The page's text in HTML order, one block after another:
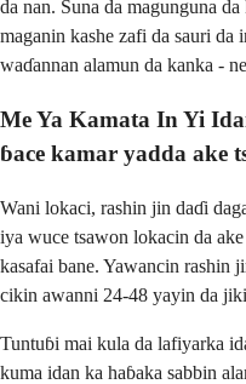
da nan. Suna da magunguna
maganin kashe zafi da sauri
waɗannan alamun da kanka -
Me Ya Kamata In Yi
ɓace kamar yadda ake
Wani lokaci, rashin jin daɗi
iya wuce tsawon lokacin da
kasafai bane. Yawancin rashin
cikin awanni 24-48 yayin da
Tuntuɓi mai kula da lafiyarka
kuma idan ka haɓaka sabbin